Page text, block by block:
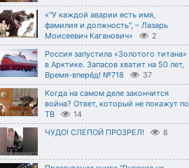
«"У каждой аварии есть имя,
фамилия и должность", – Лазарь
Моисеевич Каганович»
2
Россия запустила «Золотого титана»
в Арктике. Запасов хватит на 50 лет,
Время-вперёд! №718
37
Когда на самом деле закончится
война? Ответ, который не покажут по
ТВ
14
ЧУДО! СЛЕПОЙ ПРОЗРЕЛ! 8